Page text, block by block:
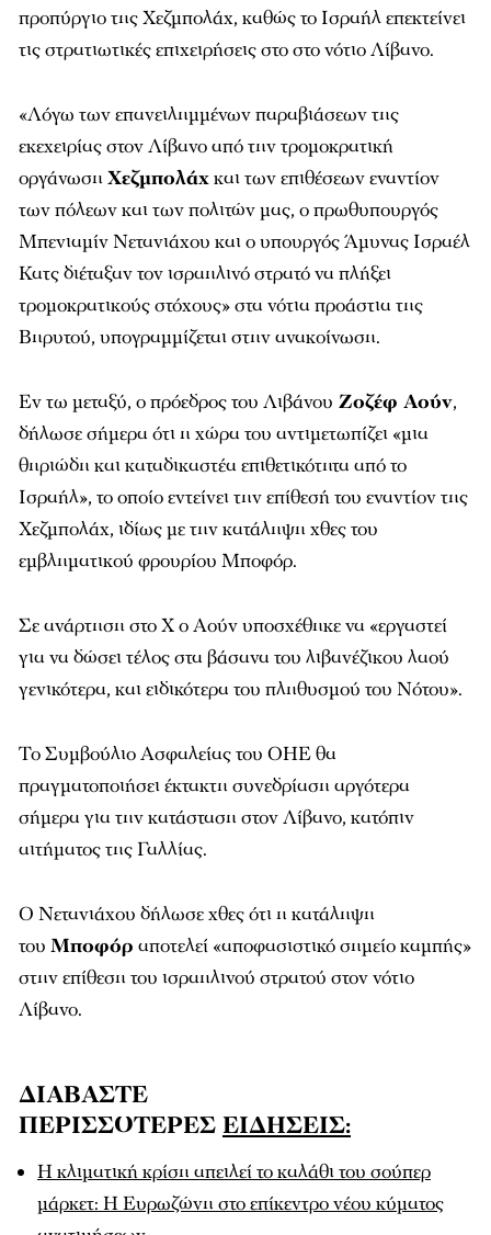
προπύργιο της Χεζμπολάχ, καθώς το Ισραήλ επεκτείνει
τις στρατιωτικές επιχειρήσεις στο στο νότιο Λίβανο.
«Λόγω των επανειλημμένων παραβιάσεων της
εκεχειρίας στον Λίβανο από την τρομοκρατική
οργάνωσηΧεζμπολάχκαι των επιθέσεων εναντίον
των πόλεων και των πολιτών μας, ο πρωθυπουργός
Μπενιαμίν Νετανιάχου και ο υπουργός Άμυνας Ισραέλ
Κατς διέταξαν τον ισραηλινό στρατό να πλήξει
τρομοκρατικούς στόχους» στα νότια προάστια της
Βηρυτού, υπογραμμίζεται στην ανακοίνωση.
Εν τω μεταξύ, ο πρόεδρος του Λιβάνου Ζοζέφ Αούν,
δήλωσε σήμερα ότι η χώρα του αντιμετωπίζει «μια
θηριώδη και καταδικαστέα επιθετικότητα από το
Ισραήλ», το οποίο εντείνει την επίθεσή του εναντίον της
Χεζμπολάχ, ιδίως με την κατάληψη χθες του
εμβληματικού φρουρίου Μποφόρ.
Σε ανάρτηση στο Χ ο Αούν υποσχέθηκε να «εργαστεί
για να δώσει τέλος στα βάσανα του λιβανέζικου λαού
γενικότερα, και ειδικότερα του πληθυσμού του Νότου».
Το Συμβούλιο Ασφαλείας του ΟΗΕ θα
πραγματοποιήσει έκτακτη συνεδρίαση αργότερα
σήμερα για την κατάσταση στον Λίβανο, κατόπιν
αιτήματος της Γαλλίας.
Ο Νετανιάχου δήλωσε χθες ότι η κατάληψη
του Μποφόρ αποτελεί «αποφασιστικό σημείο καμπής»
στην επίθεση του ισραηλινού στρατού στον νότιο
Λίβανο.
ΔΙΑΒΑΣΤΕ
ΠΕΡΙΣΣΟΤΕΡΕΣ ΕΙΔΗΣΕΙΣ:
Η κλιματική κρίση απειλεί το καλάθι του σούπερ
μάρκετ: Η Ευρωζώνη στο επίκεντρο νέου κύματος